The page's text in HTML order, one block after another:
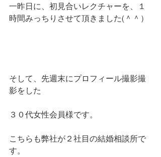
一昨日に、初見合いレクチャーを、１
時間みっちりさせて頂きました(＾＾）
そして、先週末にプロフィール撮影撮
影をした
３０代女性会員様です。
こちらも弊社が２社目の結婚相談所で
す。